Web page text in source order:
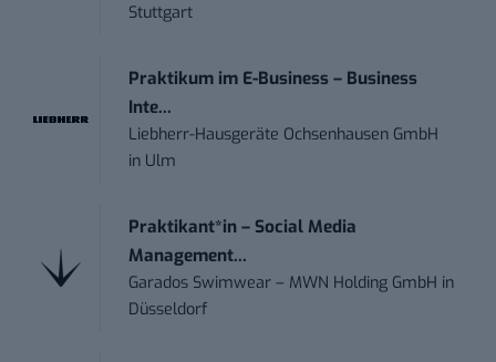
Stuttgart
Praktikum im E-Business – Business
Inte...
Liebherr-Hausgeräte Ochsenhausen GmbH
in Ulm
Praktikant*in – Social Media
Management...
Garados Swimwear – MWN Holding GmbH in
Düsseldorf